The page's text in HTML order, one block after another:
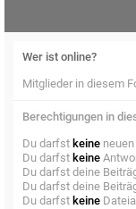
Wer ist online?
Mitglieder in diesem
Berechtigungen in
Du darfst keine
Du darfst keine
Du darfst deine
Du darfst deine
Du darfst keine